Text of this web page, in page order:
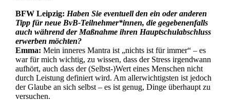
BFW Leipzig: Haben Sie eventuell den ein oder anderen
Tipp für neue BvB-Teilnehmer*innen, die gegebenenfalls
auch während der Maßnahme ihren Hauptschulabschluss
erwerben möchten?
Emma: Mein inneres Mantra ist „nichts ist für immer“ – es
war für mich wichtig, zu wissen, dass der Stress irgendwann
aufhört, auch dass der (Selbst-)Wert eines Menschen nicht
durch Leistung definiert wird. Am allerwichtigsten ist jedoch
der Glaube an sich selbst – es ist genug, Dinge überhaupt zu
versuchen.